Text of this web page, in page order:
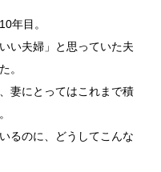
年目。
い夫婦」と思っていた夫
。
妻にとってはこれまで積
るのに、どうしてこんな